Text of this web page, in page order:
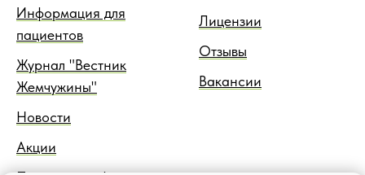
Информация для
пациентов
Журнал "Вестник
Жемчужины"
Новости
Акции
Лицензии
Отзывы
Вакансии